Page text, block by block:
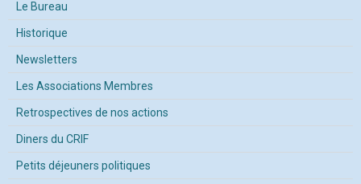
Le Bureau
Historique
Newsletters
Les Associations Membres
Retrospectives de nos actions
Diners du CRIF
Petits déjeuners politiques